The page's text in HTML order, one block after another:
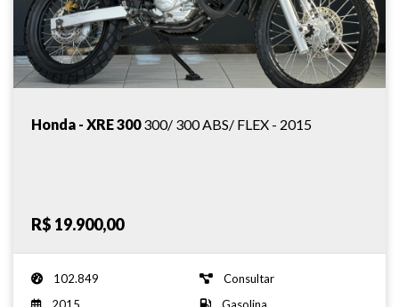
Honda - XRE 300 300/ 300 ABS/ FLEX - 2015
R$ 19.900,00
102.849
Consultar